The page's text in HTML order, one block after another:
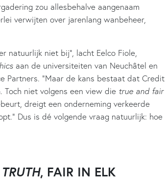
zou allesbehalve aangenaam
verwijten over jarenlang wanbeheer,
natuurlijk niet bij”, lacht Eelco Fiole,
aan de universiteiten van Neuchâtel en
Partners. “Maar de kans bestaat dat Credit
Toch niet volgens een view die true and fair
dreigt een onderneming verkeerde
Dus is dé volgende vraag natuurlijk: hoe
TRUTH, FAIR IN ELK